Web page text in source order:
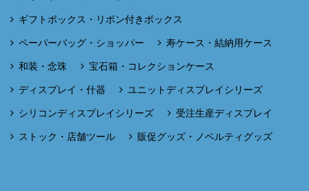
ギフトボックス・リボン付きボックス
ペーパーバッグ・ショッパー 寿ケース・結納用ケース
和装・念珠 宝石箱・コレクションケース
ディスプレイ・什器 ユニットディスプレイシリーズ
シリコンディスプレイシリーズ 受注生産ディスプレイ
ストック・店舗ツール 販促グッズ・ノベルティグッズ